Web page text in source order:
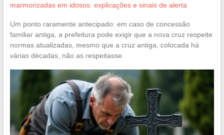
marmorizadas em idosos: explicações e sinais de alerta
Um ponto raramente antecipado: em caso de concessão
familiar antiga, a prefeitura pode exigir que a nova cruz respeite
normas atualizadas, mesmo que a cruz antiga, colocada há
várias décadas, não as respeitasse.